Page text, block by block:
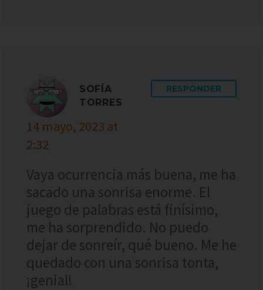
SOFÍA
TORRES
14 mayo, 2023 at
2:32
RESPONDER
Vaya ocurrencia más buena, me ha
sacado una sonrisa enorme. El
juego de palabras está finísimo,
me ha sorprendido. No puedo
dejar de sonreír, qué bueno. Me he
quedado con una sonrisa tonta,
¡genial!